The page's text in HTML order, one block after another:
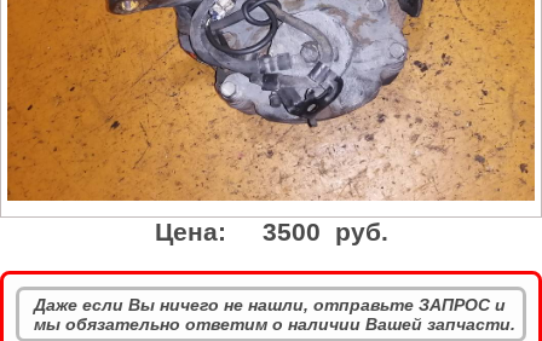
Цена: 3500 руб.
Даже если Вы ничего не нашли, отправьте ЗАПРОС и
мы обязательно ответим о наличии Вашей запчасти.